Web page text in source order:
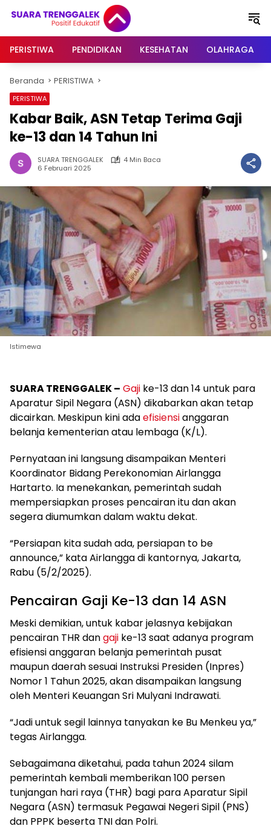
PERISTIWA
PENDIDIKAN KESEHATAN OLAHRAGA
Beranda PERISTIWA
PERISTIWA
Kabar Baik, ASN Tetap Terima Gaji
ke-13 dan 14 Tahun Ini
SUARA TRENGGALEK
4 Min Baca
6 Februari 2025
Istimewa
SUARA TRENGGALEK – Gaji ke-13 dan 14 untuk para
Aparatur Sipil Negara (ASN) dikabarkan akan tetap
dicairkan. Meskipun kini adaefisiensianggaran
belanja kementerian atau lembaga (K/L).
Pernyataan ini langsung disampaikan Menteri
Koordinator Bidang Perekonomian Airlangga
Hartarto. Ia menekankan, pemerintah sudah
mempersiapkan proses pencairan itu dan akan
segera diumumkan dalam waktu dekat.
“Persiapan kita sudah ada, persiapan to be
announce,” kata Airlangga di kantornya, Jakarta,
Rabu (5/2/2025).
Pencairan Gaji Ke-13 dan 14 ASN
Meski demikian, untuk kabar jelasnya kebijakan
pencairan THR dangaji ke-13 saat adanya program
efisiensi anggaran belanja pemerintah pusat
maupun daerah sesuai Instruksi Presiden (Inpres)
Nomor 1 Tahun 2025, akan disampaikan langsung
oleh Menteri Keuangan Sri Mulyani Indrawati.
“Jadi untuk segil lainnya tanyakan ke Bu Menkeu ya,”
tegas Airlangga.
Sebagaimana diketahui, pada tahun 2024 silam
pemerintah kembali memberikan 100 persen
tunjangan hari raya (THR) bagi para Aparatur Sipil
Negara (ASN) termasuk Pegawai Negeri Sipil (PNS)
dan PPPK beserta TNI dan Polri.